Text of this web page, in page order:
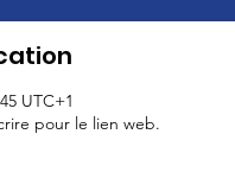
UTC+1
pour le lien web.